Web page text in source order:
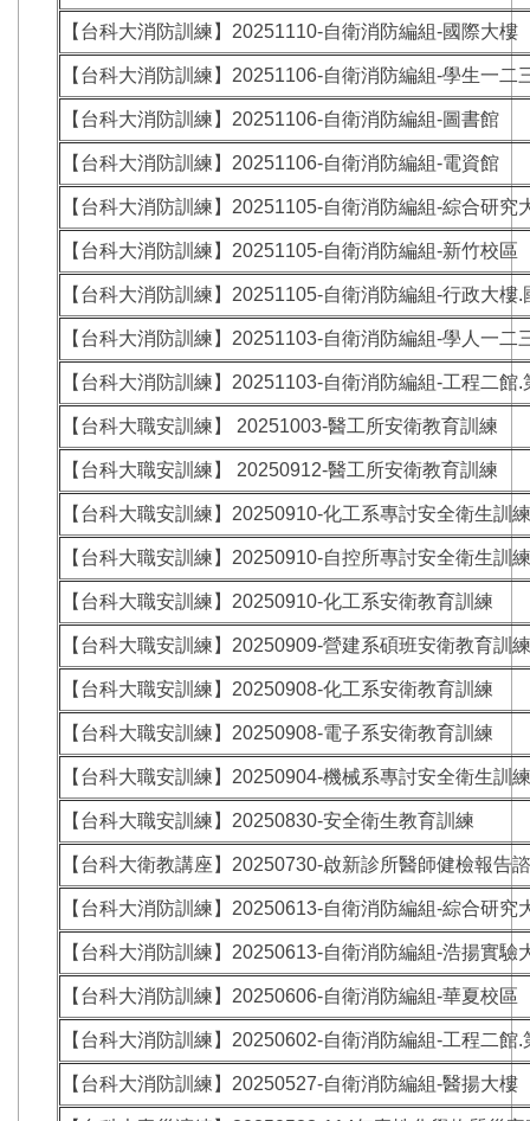
【台科大消防訓練】20251110-自衛消防編組-國際大樓
【台科大消防訓練】20251106-自衛消防編組-學生一二
【台科大消防訓練】20251106-自衛消防編組-圖書館
【台科大消防訓練】20251106-自衛消防編組-電資館
【台科大消防訓練】20251105-自衛消防編組-綜合研究
【台科大消防訓練】20251105-自衛消防編組-新竹校區
【台科大消防訓練】20251105-自衛消防編組-行政大樓
【台科大消防訓練】20251103-自衛消防編組-學人一二
【台科大消防訓練】20251103-自衛消防編組-工程二館
【台科大職安訓練】 20251003-醫工所安衛教育訓練
【台科大職安訓練】 20250912-醫工所安衛教育訓練
【台科大職安訓練】20250910-化工系專討安全衛生訓練
【台科大職安訓練】20250910-自控所專討安全衛生訓練
【台科大職安訓練】20250910-化工系安衛教育訓練
【台科大職安訓練】20250909-營建系碩班安衛教育訓練
【台科大職安訓練】20250908-化工系安衛教育訓練
【台科大職安訓練】20250908-電子系安衛教育訓練
【台科大職安訓練】20250904-機械系專討安全衛生訓練
【台科大職安訓練】20250830-安全衛生教育訓練
【台科大衛教講座】20250730-啟新診所醫師健檢報告
【台科大消防訓練】20250613-自衛消防編組-綜合研究
【台科大消防訓練】20250613-自衛消防編組-浩揚實驗
【台科大消防訓練】20250606-自衛消防編組-華夏校區
【台科大消防訓練】20250602-自衛消防編組-工程二館
【台科大消防訓練】20250527-自衛消防編組-醫揚大樓